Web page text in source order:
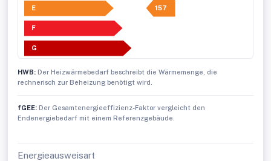
E 157
F
G
HWB: Der Heizwärmebedarf beschreibt die Wärmemenge, die
rechnerisch zur Beheizung benötigt wird.
fGEE: Der Gesamtenergieeffizienz-Faktor vergleicht den
Endenergiebedarf mit einem Referenzgebäude.
Energieausweisart